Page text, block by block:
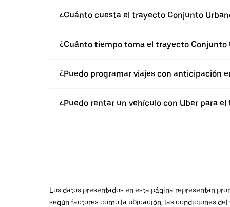
¿Cuánto cuesta el trayecto Conjunto
¿Cuánto tiempo toma el trayecto Conjunto
¿Puedo programar viajes con anticipación
¿Puedo rentar un vehículo con Uber para
Los datos presentados en esta página representan
según factores como la ubicación, las condiciones